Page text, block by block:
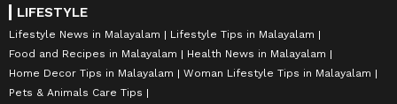
LIFESTYLE
Lifestyle News in Malayalam
Lifestyle Tips in Malayalam
Food and Recipes in Malayalam
Health News in Malayalam
Home Decor Tips in Malayalam
Woman Lifestyle Tips in Malayalam
Pets & Animals Care Tips